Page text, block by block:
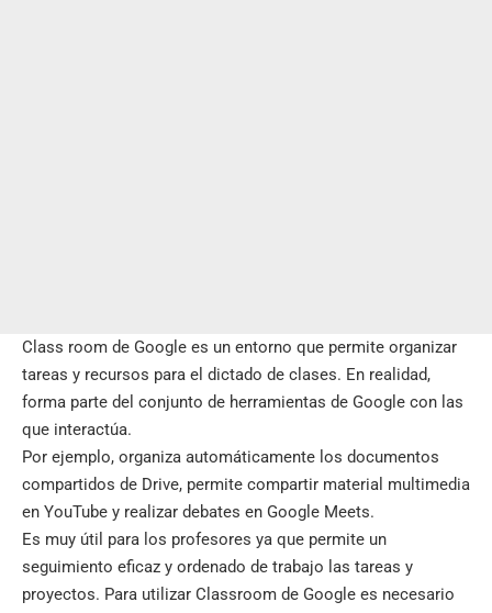
Class room de Google es un entorno que permite organizar
tareas y recursos para el dictado de clases. En realidad,
forma parte del conjunto de herramientas de Google con las
que interactúa.
Por ejemplo, organiza automáticamente los documentos
compartidos de Drive, permite compartir material multimedia
en YouTube y realizar debates en Google Meets.
Es muy útil para los profesores ya que permite un
seguimiento eficaz y ordenado de trabajo las tareas y
proyectos. Para utilizar Classroom de Google es necesario